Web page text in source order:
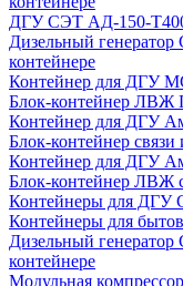
ДГУ СЭТ АД-150-Т400
Дизельный
контейнере
Контейнер для ДГУ
Блок-контейнер ЛВЖ
Контейнер для ДГУ
Блок-контейнер связи
Контейнер для ДГУ
Блок-контейнер ЛВЖ
Контейнеры для
Контейнеры для
Дизельный
контейнере
Модульная